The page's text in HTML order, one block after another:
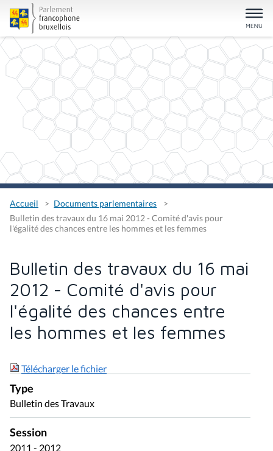
Accueil
Documents parlementaires
Bulletin des travaux du 16 mai 2012 - Comité d'avis pour
l'égalité des chances entre les hommes et les femmes
Bulletin des travaux du 16 mai
2012 - Comité d'avis pour
l'égalité des chances entre
les hommes et les femmes
Télécharger le fichier
Type
Bulletin des Travaux
Session
2011 - 2012